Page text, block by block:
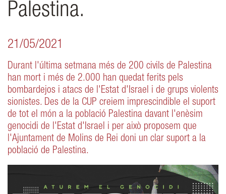
Palestina.
21/05/2021
Durant l'última setmana més de 200 civils de Palestina
han mort i més de 2.000 han quedat ferits pels
bombardejos i atacs de l'Estat d'Israel i de grups violents
sionistes. Des de la CUP creiem imprescindible el suport
de tot el món a la població Palestina davant l'enèsim
genocidi de l'Estat d'Israel i per això proposem que
l'Ajuntament de Molins de Rei doni un clar suport a la
població de Palestina.